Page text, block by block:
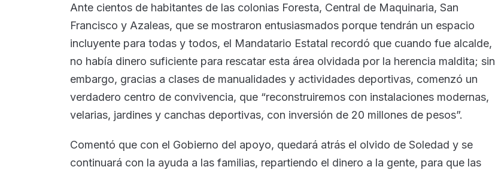
Ante cientos de habitantes de las colonias Foresta, Central de Maquinaria, San
Francisco y Azaleas, que se mostraron entusiasmados porque tendrán un espacio
incluyente para todas y todos, el Mandatario Estatal recordó que cuando fue alcalde,
no había dinero suficiente para rescatar esta área olvidada por la herencia maldita; sin
embargo, gracias a clases de manualidades y actividades deportivas, comenzó un
verdadero centro de convivencia, que “reconstruiremos con instalaciones modernas,
velarias, jardines y canchas deportivas, con inversión de 20 millones de pesos”.
Comentó que con el Gobierno del apoyo, quedará atrás el olvido de Soledad y se
continuará con la ayuda a las familias, repartiendo el dinero a la gente, para que las